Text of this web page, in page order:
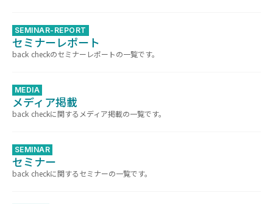
SEMINAR-REPORT
セミナーレポート
back checkのセミナーレポートの一覧です。
MEDIA
メディア掲載
back checkに関するメディア掲載の一覧です。
SEMINAR
セミナー
back checkに関するセミナーの一覧です。